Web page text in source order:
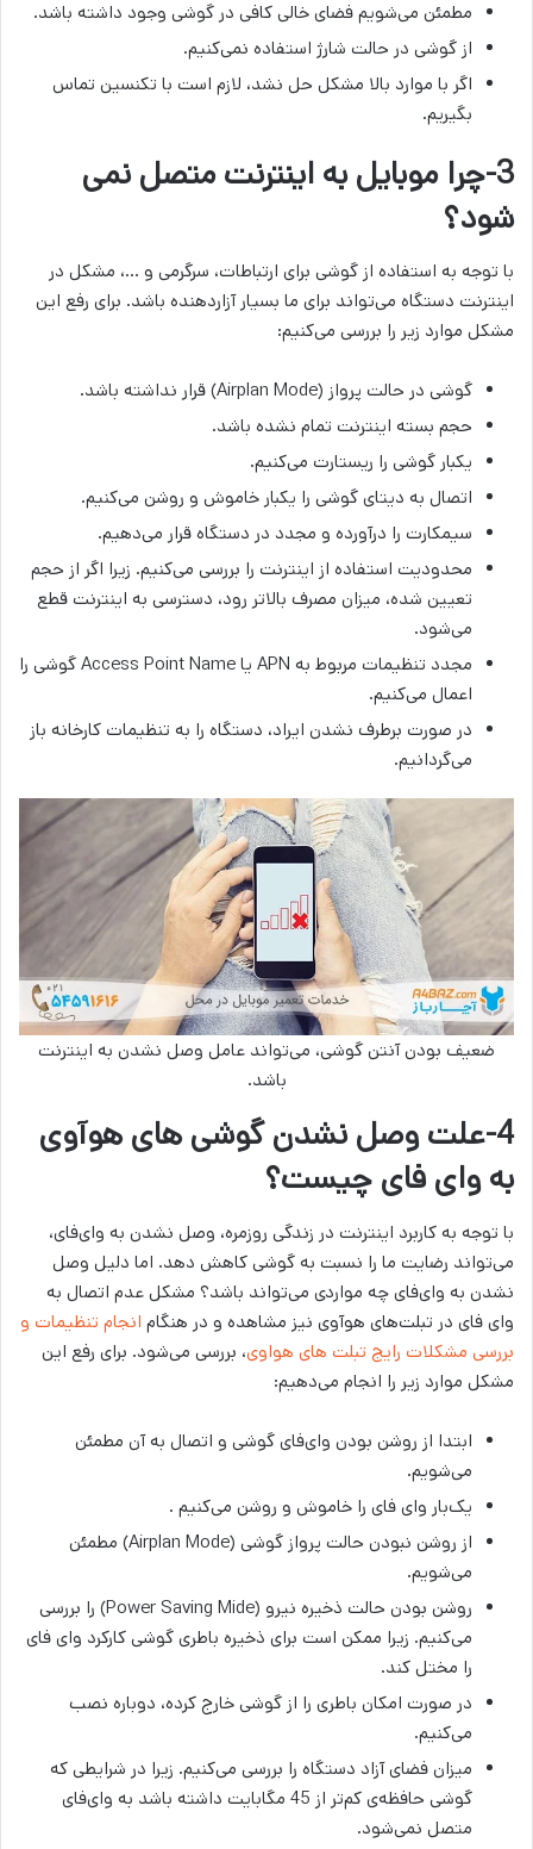
مطمئن می‌شویم فضای خالی کافی در گوشی وجود داشته باشد.
از گوشی در حالت شارژ استفاده نمی‌کنیم.
اگر با موارد بالا مشکل حل نشد، لازم است با تکنسین تماس
بگیریم.
3-چرا موبایل به اینترنت متصل نمی
شود؟
با توجه به استفاده از گوشی برای ارتباطات، سرگرمی و …، مشکل در
اینترنت دستگاه می‌تواند برای ما بسیار آزاردهنده باشد. برای رفع این
مشکل موارد زیر را بررسی می‌کنیم:
گوشی در حالت پرواز (Airplan Mode) قرار نداشته باشد.
حجم بسته اینترنت تمام نشده باشد.
یکبار گوشی را ریستارت می‌کنیم.
اتصال به دیتای گوشی را یکبار خاموش و روشن می‌کنیم.
سیمکارت را درآورده و مجدد در دستگاه قرار می‌دهیم.
محدودیت استفاده از اینترنت را بررسی می‌کنیم. زیرا اگر از حجم
تعیین شده، میزان مصرف بالاتر رود، دسترسی به اینترنت قطع
می‌شود.
مجدد تنظیمات مربوط به APN یا Access Point Name گوشی را
اعمال می‌کنیم.
در صورت برطرف نشدن ایراد، دستگاه را به تنظیمات کارخانه باز
می‌گردانیم.
ضعیف بودن آنتن گوشی، می‌تواند عامل وصل نشدن به اینترنت
باشد.
4-علت وصل نشدن گوشی های هوآوی
به وای فای چیست؟
با توجه به کاربرد اینترنت در زندگی روزمره، وصل نشدن به وای‌فای،
می‌تواند رضایت ما را نسبت به گوشی کاهش دهد. اما دلیل وصل
نشدن به وای‌فای چه مواردی می‌تواند باشد؟ مشکل عدم اتصال به
وای فای در تبلت‌های هوآوی نیز مشاهده و در هنگام انجام تنظیمات و
بررسی مشکلات رایج تبلت های هواوی، بررسی می‌شود. برای رفع این
مشکل موارد زیر را انجام می‌دهیم:
ابتدا از روشن بودن وای‌فای گوشی و اتصال به آن مطمئن
می‌شویم.
یک‌بار وای فای را خاموش و روشن می‌کنیم .
از روشن نبودن حالت پرواز گوشی (Airplan Mode) مطمئن
می‌شویم.
روشن بودن حالت ذخیره نیرو (Power Saving Mide) را بررسی
می‌کنیم. زیرا ممکن است برای ذخیره باطری گوشی کارکرد وای فای
را مختل کند.
در صورت امکان باطری را از گوشی خارج کرده، دوباره نصب
می‌کنیم.
میزان فضای آزاد دستگاه را بررسی می‌کنیم. زیرا در شرایطی که
گوشی حافظه‌ی کم‌تر از 45 مگابایت داشته باشد به وای‌فای
متصل نمی‌شود.